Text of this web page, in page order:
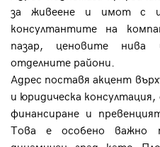
за живеене и имот с
консултантите на
пазар, ценовите
отделните райони.
Адрес поставя акцент
и юридическа
финансиране и
Това е особено